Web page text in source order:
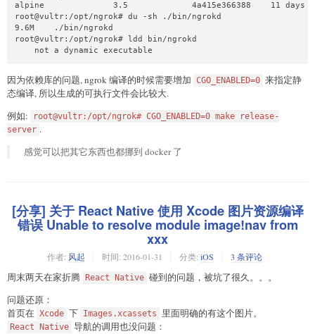
alpine              3.5             4a415e366388    11 days
root@vultr:/opt/ngrok# du -sh ./bin/ngrokd
9.6M    ./bin/ngrokd
root@vultr:/opt/ngrok# ldd bin/ngrokd
    not a dynamic executable
因为依赖库的问题, ngrok 编译的时候需要增加 CGO_ENABLED=0 来指定静
态编译, 所以生成的可执行文件会比较大.
例如:
root@vultr:/opt/ngrok# CGO_ENABLED=0 make release-
server .
感觉可以把其它东西也都挪到 docker 了
[分享] 关于 React Native 使用 Xcode 图片资源编译
错误 Unable to resolve module image!nav from
xxx
作者: 风起 时间: 2016-01-31 分类: iOS 3 条评论
周末两天在家折腾 React Native 碰到的问题，被坑了很久。。。
问题还原：
首页在 Xcode 下 Images.xcassets 里面明确的有这个图片。
React Native 导航的调用也没问题：